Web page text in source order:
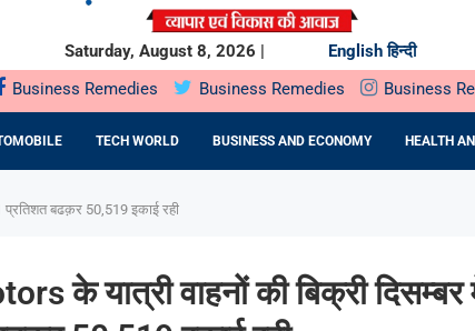
Saturday, August 8, 2026 | English हिन्दी
Business Remedies Business Remedies Business
TECH WORLD BUSINESS AND ECONOMY HEALTH
प्रतिशत बढक़र 50,519 इकाई रही
के यात्री वाहनों की बिक्री